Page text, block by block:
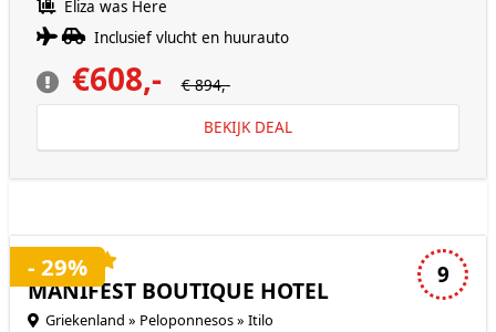
Eliza was Here
Inclusief vlucht en huurauto
€608,- € 894,-
BEKIJK DEAL
9
MANIFEST BOUTIQUE HOTEL
Griekenland » Peloponnesos » Itilo
- 29%